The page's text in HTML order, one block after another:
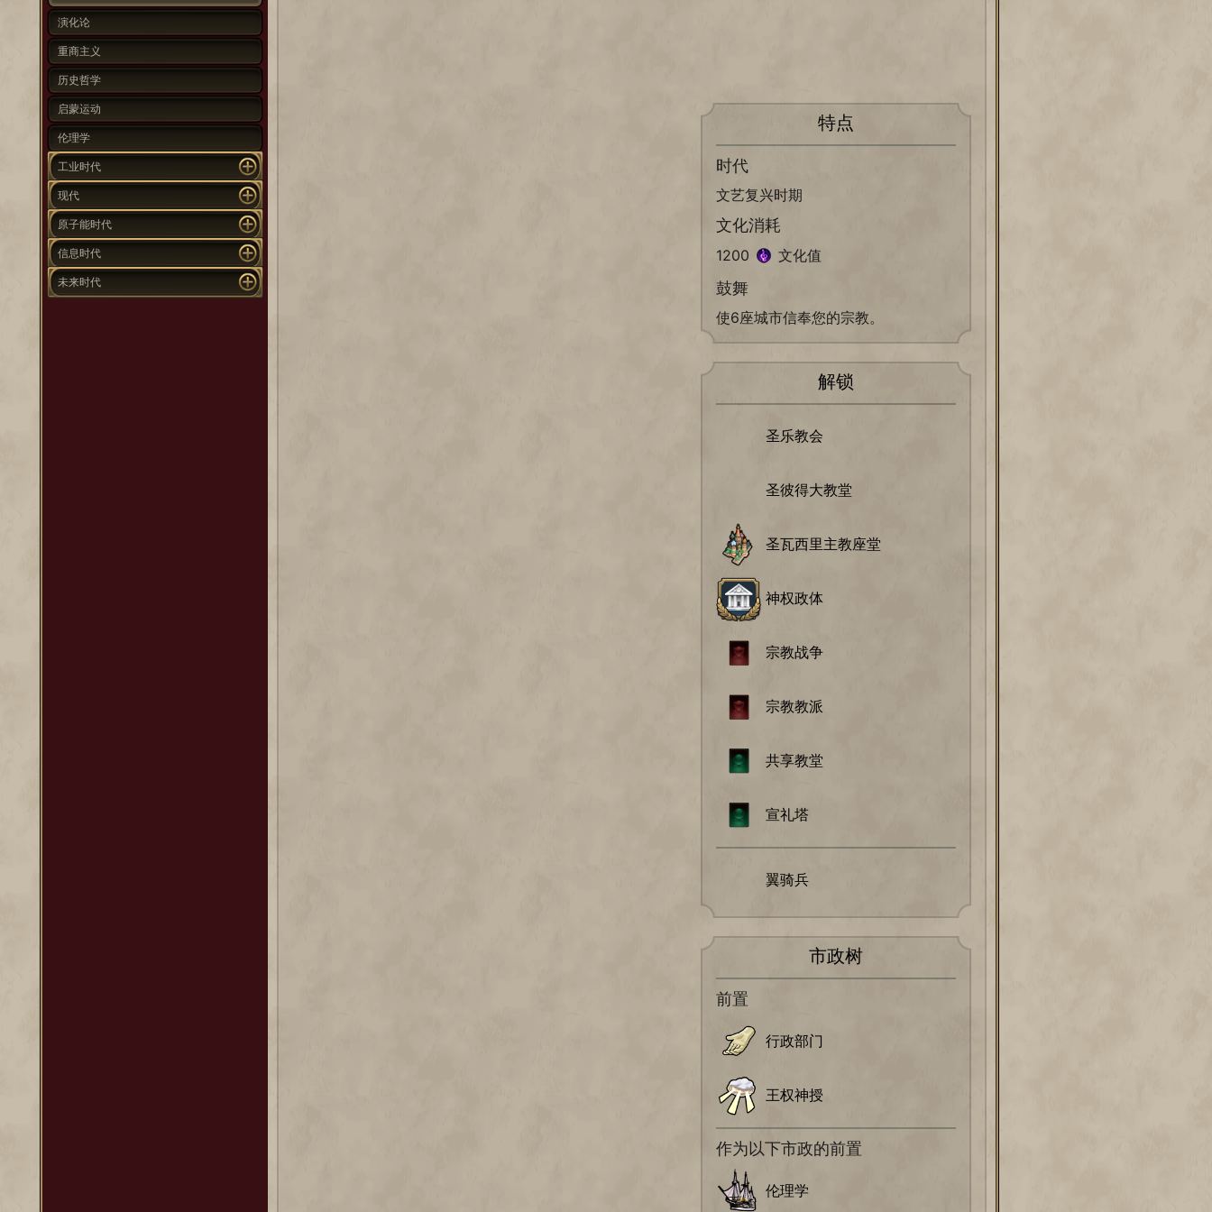
演化论
重商主义
历史哲学
启蒙运动
伦理学
工业时代
现代
原子能时代
信息时代
未来时代
特点
时代
文艺复兴时期
文化消耗
1200 文化值
鼓舞
使6座城市信奉您的宗教。
解锁
圣乐教会
圣彼得大教堂
圣瓦西里主教座堂
神权政体
宗教战争
宗教教派
共享教堂
宣礼塔
翼骑兵
市政树
前置
行政部门
王权神授
作为以下市政的前置
伦理学